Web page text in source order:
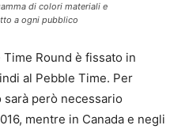
di colori materiali e
a ogni pubblico
Round è fissato in
al Pebble Time. Per
però necessario
mentre in Canada e negli